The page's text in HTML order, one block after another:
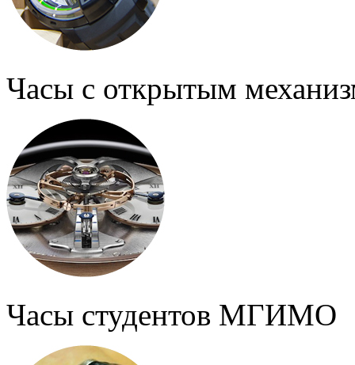
Часы с открытым
Часы студентов МГИМО